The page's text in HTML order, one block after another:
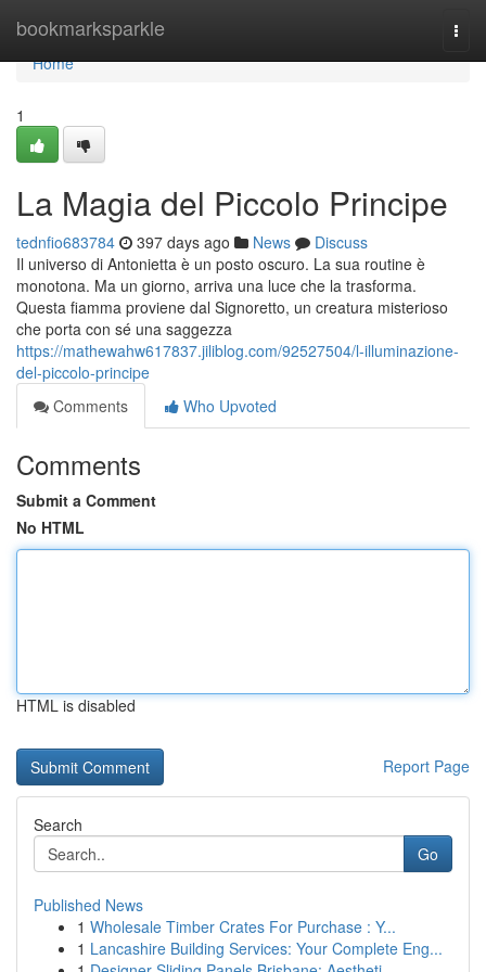
bookmarksparkle
Home
Home
1
La Magia del Piccolo Principe
tednfio683784 397 days ago News
Discuss
Il universo di Antonietta è un posto oscuro. La sua routine è
monotona. Ma un giorno, arriva una luce che la trasforma.
Questa fiamma proviene dal Signoretto, un creatura misterioso
che porta con sé una saggezza
https://mathewahw617837.jiliblog.com/92527504/l-illuminazione-
del-piccolo-principe
Comments
Who Upvoted
Comments
Submit a Comment
No HTML
HTML is disabled
Report Page
Search
Go
Published News
1 Wholesale Timber Crates For Purchase : Y...
1 Lancashire Building Services: Your Complete Eng...